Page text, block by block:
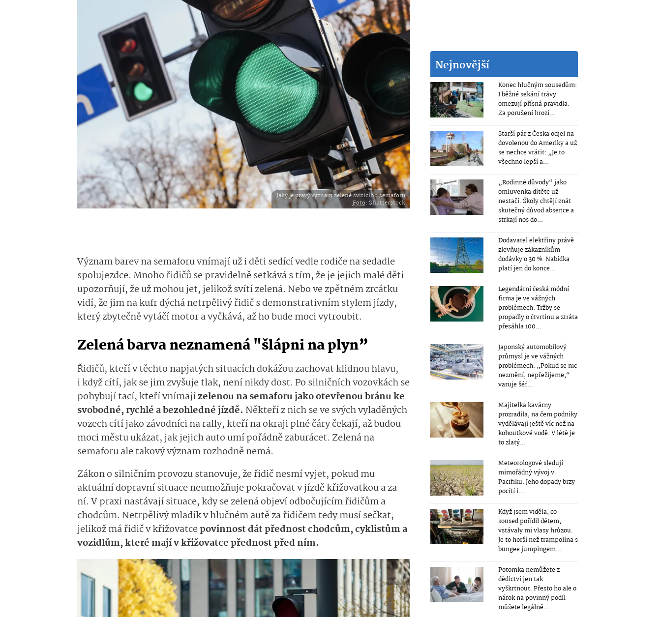
Jaký je pravý význam zeleně svítícího semaforu
Foto: Shutterstock
Význam barev na semaforu vnímají už i děti sedící vedle rodiče na sedadle
spolujezdce. Mnoho řidičů se pravidelně setkává s tím, že je jejich malé děti
upozorňují, že už mohou jet, jelikož svítí zelená. Nebo ve zpětném zrcátku
vidí, že jim na kufr dýchá netrpělivý řidič s demonstrativním stylem jízdy,
který zbytečně vytáčí motor a vyčkává, až ho bude moci vytroubit.
Zelená barva neznamená "šlápni na plyn”
Řidičů, kteří v těchto napjatých situacích dokážou zachovat klidnou hlavu,
i když cítí, jak se jim zvyšuje tlak, není nikdy dost. Po silničních vozovkách se
pohybují tací, kteří vnímajízelenou na semaforu jako otevřenou bránu ke
svobodné, rychlé a bezohledné jízdě. Někteří z nich se ve svých vyladěných
vozech cítí jako závodníci na rally, kteří na okraji plné čáry čekají, až budou
moci městu ukázat, jak jejich auto umí pořádně zaburácet. Zelená na
semaforu ale takový význam rozhodně nemá.
Zákon o silničním provozu stanovuje, že řidič nesmí vyjet, pokud mu
aktuální dopravní situace neumožňuje pokračovat v jízdě křižovatkou a za
ní. V praxi nastávají situace, kdy se zelená objeví odbočujícím řidičům a
chodcům. Netrpělivý mladík v hlučném autě za řidičem tedy musí sečkat,
jelikož má řidič v křižovatcepovinnost dát přednost chodcům, cyklistům a
vozidlům, které mají v křižovatce přednost před ním.
Nejnovější
Konec hlučným sousedům:
I běžné sekání trávy
omezují přísná pravidla.
Za porušení hrozí...
Starší pár z Česka odjel na
dovolenou do Ameriky a už
se nechce vrátit: „Je to
všechno lepší a...
„Rodinné důvody“ jako
omluvenka dítěte už
nestačí. Školy chtějí znát
skutečný důvod absence a
strkají nos do...
Dodavatel elektřiny právě
zlevňuje zákazníkům
dodávky o 30 %. Nabídka
platí jen do konce...
Legendární česká módní
firma je ve vážných
problémech. Tržby se
propadly o čtvrtinu a ztráta
přesáhla 100...
Japonský automobilový
průmysl je ve vážných
problémech. „Pokud se nic
nezmění, nepřežijeme,“
varuje šéf...
Majitelka kavárny
prozradila, na čem podniky
vydělávají ještě víc než na
kohoutkové vodě. V létě je
to zlatý...
Meteorologové sledují
mimořádný vývoj v
Pacifiku. Jeho dopady brzy
pocítí i...
Když jsem viděla, co
soused pořídil dětem,
vstávaly mi vlasy hrůzou.
Je to horší než trampolína s
bungee jumpingem...
Potomka nemůžete z
dědictví jen tak
vyškrtnout. Přesto ho ale o
nárok na povinný podíl
můžete legálně...